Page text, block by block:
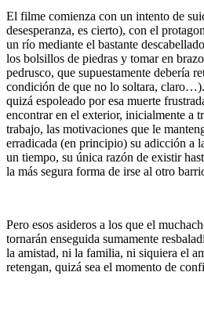
El filme comienza con un intento de
desesperanza, es cierto), con el
un río mediante el bastante
los bolsillos de piedras y tomar en
pedrusco, que supuestamente debería
condición de que no lo soltara,
quizá espoleado por esa muerte
encontrar en el exterior, inicialmente a
trabajo, las motivaciones que le
erradicada (en principio) su adicción a
un tiempo, su única razón de existir
la más segura forma de irse al otro
Pero esos asideros a los que el
tornarán enseguida sumamente
la amistad, ni la familia, ni siquiera el
retengan, quizá sea el momento de